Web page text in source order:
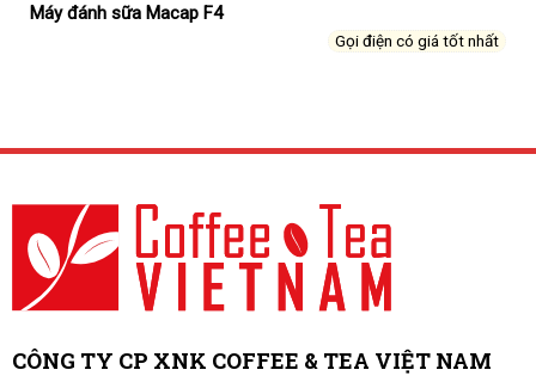
Máy đánh sữa Macap F4
Gọi điện có giá tốt nhất
CÔNG TY CP XNK COFFEE & TEA VIỆT NAM